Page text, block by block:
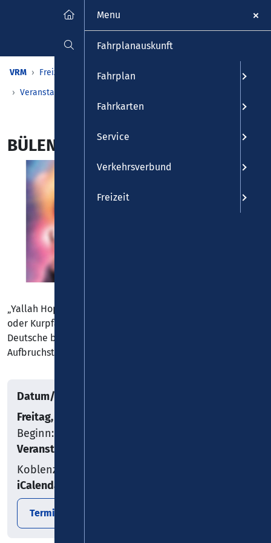
VRM Freizeit
Veranstaltungen & Kalender
Veranstaltungen
BÜLENT CEYLAN – Yallah Hopp
„Yallah Hopp!“ Das versteht jeder, egal ob Migrations-
oder Kurpfalzhintergrund. Und selbst der Oxford-
Deutsche begreift sofort: Bei BÜLENT herrscht
Aufbruchstimmung!
Datum/Uhrzeit
Freitag, 14.11.2025
Beginn: 20:00
Veranstaltungsort
Koblenz
iCalendar
Termin exportieren
Menu
Fahrplanauskunft
Fahrplan
Fahrkarten
Service
Verkehrsverbund
Freizeit